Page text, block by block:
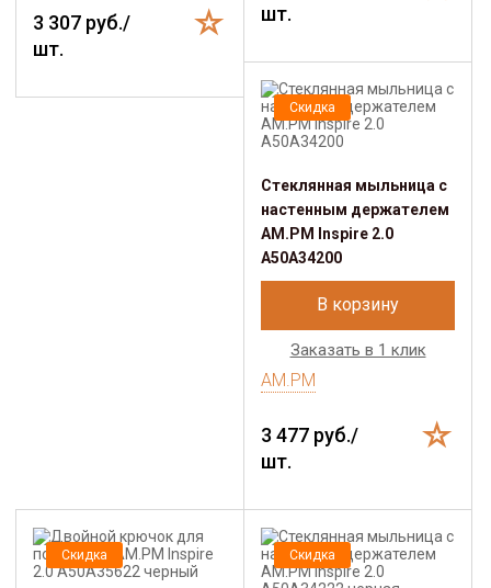
3 307 руб./
шт.
шт.
Скидка
Стеклянная мыльница с
настенным держателем
AM.PM Inspire 2.0
A50A34200
В корзину
Заказать в 1 клик
AM.PM
3 477 руб./
шт.
Скидка Скидка